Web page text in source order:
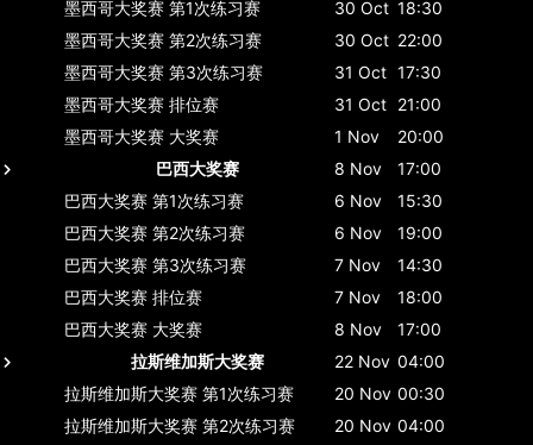
墨西哥大奖赛 第1次练习赛 30 Oct 18:30
墨西哥大奖赛 第2次练习赛 30 Oct 22:00
墨西哥大奖赛 第3次练习赛 31 Oct 17:30
墨西哥大奖赛 排位赛 31 Oct 21:00
墨西哥大奖赛 大奖赛 1 Nov
20:00
巴西大奖赛
8 Nov
17:00
巴西大奖赛 第1次练习赛 6 Nov
15:30
巴西大奖赛 第2次练习赛 6 Nov
19:00
巴西大奖赛 第3次练习赛 7 Nov
14:30
巴西大奖赛 排位赛 7 Nov
18:00
巴西大奖赛 大奖赛 8 Nov
17:00
拉斯维加斯大奖赛
22 Nov 04:00
拉斯维加斯大奖赛 第1次练习赛 20 Nov 00:30
拉斯维加斯大奖赛 第2次练习赛 20 Nov 04:00